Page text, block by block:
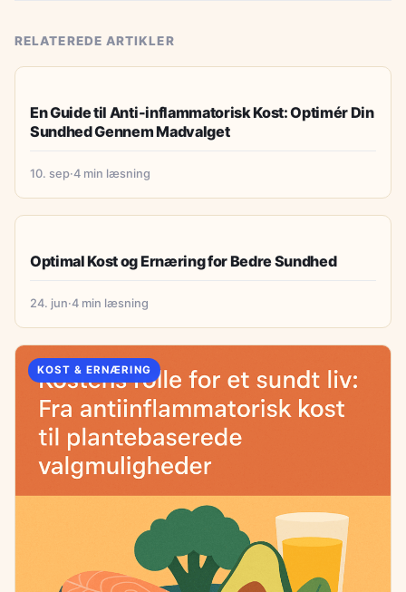
RELATEREDE ARTIKLER
En Guide til Anti-inflammatorisk Kost: Optimér Din
Sundhed Gennem Madvalget
10. sep·4 min læsning
Optimal Kost og Ernæring for Bedre Sundhed
24. jun·4 min læsning
KOST & ERNÆRING